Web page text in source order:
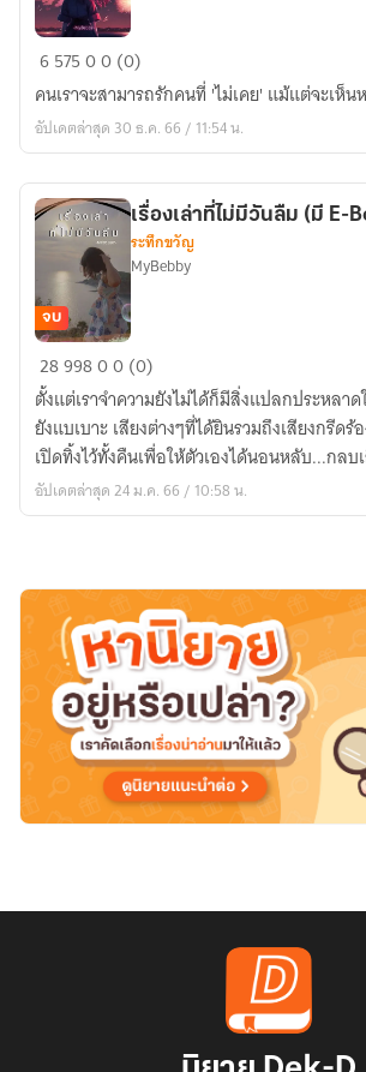
ออนไลน์
รัก
(มี
Book)
657500 (0)
คนเราจะสามารถรักคนที่ 'ไม่เคย' แม้แต่จะเห็น
อัปเดตล่าสุด 30 ธ.ค. 66 / 11:54 น.
เรื่อง
เล่า
ที่
ไม่มี
วัน
ลืม
Book)
จบ
เรื่องเล่าที่ไม่มีวันลืม (มี E-
ระทึกขวัญ
MyBebby
2899800 (0)
ตั้งแต่เราจำความยังไม่ได้ก็มีสิ่งแปลกประหลา
ยังแบเบาะ เสียงต่างๆที่ได้ยินรวมถึงเสียงกรีด
เปิดทิ้งไว้ทั้งคืนเพื่อให้ตัวเองได้นอนหลับ...กลบ
อัปเดตล่าสุด 24 ม.ค. 66 / 10:58 น.